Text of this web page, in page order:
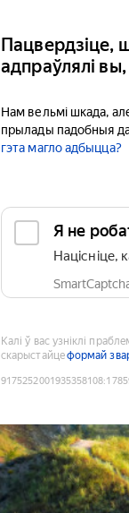
Пацвердзіце,
адпраўлялі
Нам вельмі шкада,
прылады падобныя
гэта магло адбыцца?
Я не
Націсніце,
Калі ў вас узніклі
скарыстайцеформай
9175252001935358108: